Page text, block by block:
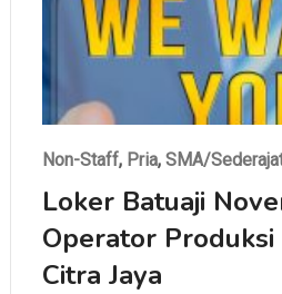
Non-Staff, Pria, SMA/
Loker Batuaji
Operator Produksi
Citra Jaya